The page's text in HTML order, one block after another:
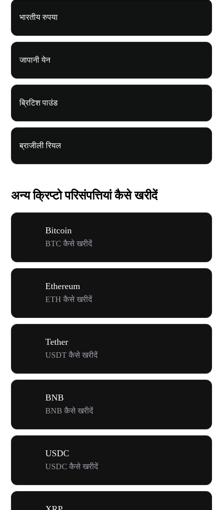
भारतीय रुपया
जापानी येन
ब्रिटिश पाउंड
ब्राजीली रियल
अन्य क्रिप्टो परिसंपत्तियां कैसे खरीदें
Bitcoin
BTC कैसे खरीदें
Ethereum
ETH कैसे खरीदें
Tether
USDT कैसे खरीदें
BNB
BNB कैसे खरीदें
USDC
USDC कैसे खरीदें